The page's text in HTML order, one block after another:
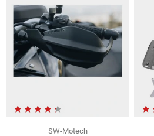
SW-Motech